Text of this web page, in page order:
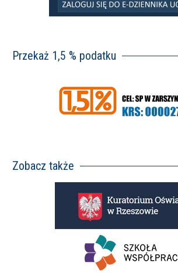
Przekaż 1,5 % podatku
Zobacz także